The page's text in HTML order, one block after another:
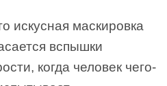
искусная маскировка
вспышки
когда человек чего-